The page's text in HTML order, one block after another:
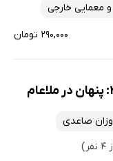
معمایی خارجی
۲۹۰,۰۰۰ تومان
صاعدی